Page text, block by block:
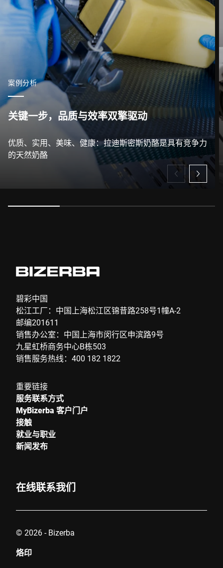
国家 *
联系我们 *
我在此确认我同意使用我的数据处理此请求。可以在中找到更多
信息。 数据保护声明
。 *
Click to start verification
案例分析
关键一步，品质与效率双擎驱动
优质、实用、美味、健康：拉迪斯密斯奶酪是具有竞争力
的天然奶酪
碧彩中国
松江工厂：中国上海松江区锦昔路258号1幢A-2
邮编201611
销售办公室：中国上海市闵行区申滨路9号
九星虹桥商务中心B栋503
销售服务热线：400 182 1822
重要链接
服务联系方式
MyBizerba 客户门户
接触
就业与职业
新闻发布
在线联系我们
© 2026 - Bizerba
烙印